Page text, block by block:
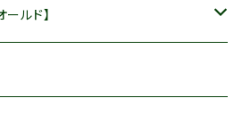
ルド】
Royal Copenhagen